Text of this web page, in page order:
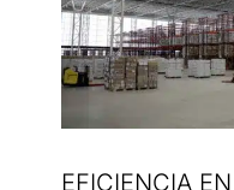
EFICIENCIA